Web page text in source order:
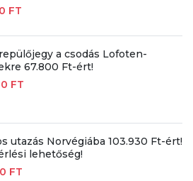
FT
a csodás Lofoten-
67.800 Ft-ért!
FT
utazás Norvégiába 103.930 Ft-ért!
lehetőség!
FT